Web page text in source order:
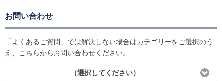
お問い合わせ
「よくあるご質問」では解決しない場合はカテゴリーをご選択のう
え、こちらからお問い合わせください。
（選択してください）